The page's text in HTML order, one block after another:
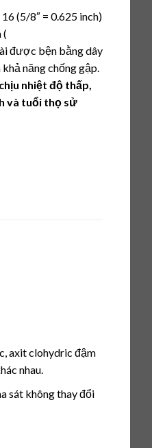
(5/8″ = 0.625 inch)
(
được bện bằng dây
năng chống gập.
nhiệt độ thấp,
và tuổi thọ sử
axit clohydric đậm
nhau.
sát không thay đổi